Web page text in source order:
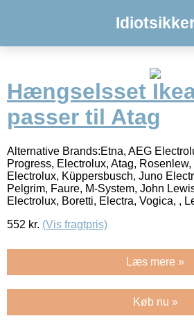
Hængselsset
passer til Atag
Alternative Brands:Etna, AEG
Progress, Electrolux, Atag,
Electrolux, Küppersbusch, Juno
Pelgrim, Faure, M-System, John
Electrolux, Boretti, Electra, Vogica, ,
552 kr. (Vis fragtpris)
Læs mere »
Køb nu »